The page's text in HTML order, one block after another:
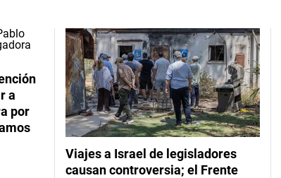
a
por
Viajes a Israel de legisladores
causan controversia; el Frente